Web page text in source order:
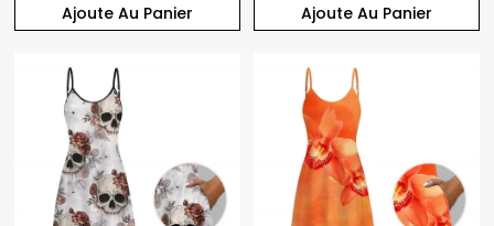
Ajoute Au Panier Ajoute Au Panier